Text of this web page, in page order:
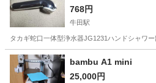
768円
牛田駅
タカギ蛇口一体型浄水器JG1231ハンドシャワ
広島 広島市
bambu A1 mini
25,000円